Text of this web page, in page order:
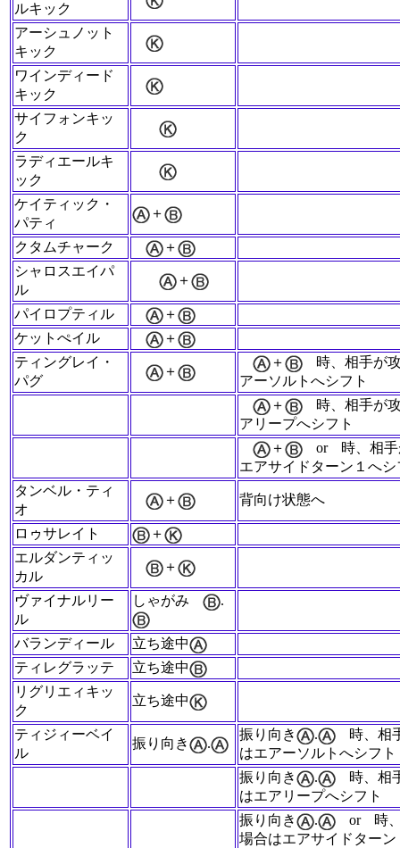
ルキック
アーシュノット
キック
ワインディード
キック
サイフォンキッ
ク
ラディエールキ
ック
ケイティック・
パティ
＋
クタムチャーク
＋
シャロスエイパ
ル
＋
パイロプティル
＋
ケットぺイル
＋
ティングレイ・
パグ
＋
＋
時、相手が
アーソルトへシフト
＋
時、相手が
アリープへシフト
＋
or
時、相
エアサイドターン１へシ
タンベル・ティ
オ
＋ 背向け状態へ
ロゥサレイト
＋
エルダンティッ
カル
＋
ヴァイナルリー
ル
しゃがみ .
バランディール
立ち途中
ティレグラッテ
立ち途中
リグリエィキッ
ク
立ち途中
ティジィーベイ
ル
振り向き .
振り向き .
時、相
はエアーソルトへシフト
振り向き
.
時、相
はエアリープへシフト
振り向き
. or
時
場合はエアサイドター